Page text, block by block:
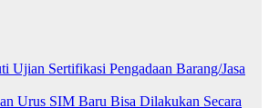
Ujian Sertifikasi Pengadaan Barang/Jasa
Urus SIM Baru Bisa Dilakukan Secara